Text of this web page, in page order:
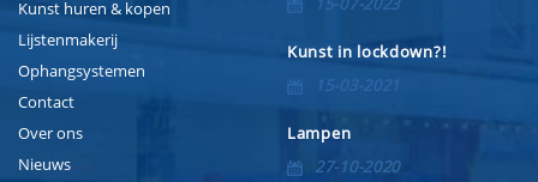
Kunst huren & kopen
Lijstenmakerij
Ophangsystemen
Contact
Over ons
Nieuws
Kunst in lockdown?!
15-03-2021
Lampen
27-10-2020